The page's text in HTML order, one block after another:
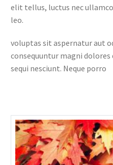
elit tellus, luctus nec
leo.
voluptas sit aspernatur aut
consequuntur magni
sequi nesciunt. Neque porro